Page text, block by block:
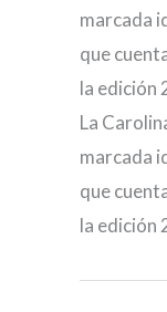
marcada
que
la edición
La
marcada
que
la edición